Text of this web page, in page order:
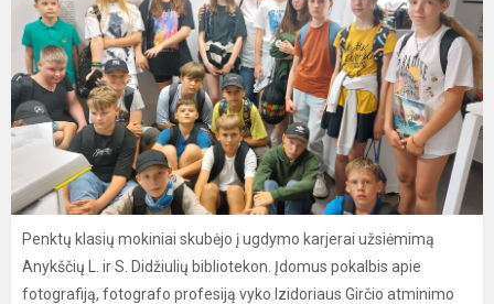
Penktų klasių mokiniai skubėjo į ugdymo karjerai užsiėmimą
Anykščių L. ir S. Didžiulių bibliotekon. Įdomus pokalbis apie
fotografiją, fotografo profesiją vyko Izidoriaus Girčio atminimo